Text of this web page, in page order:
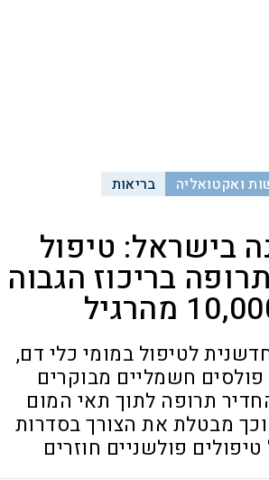
ואקטואליה בריאות
בישראל: טיפול
בריכוז הגבוה
לטיפול במומי כלי דם,
חשמליים מבוקרים
תרופה לתוך תאי המום
וכך מבטלת את הצורך בסדרות
פולשניים חוזרים